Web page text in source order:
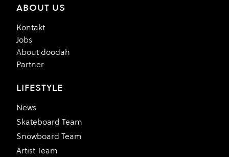
ABOUT US
Kontakt
Jobs
About doodah
Partner
LIFESTYLE
News
Skateboard Team
Snowboard Team
Artist Team